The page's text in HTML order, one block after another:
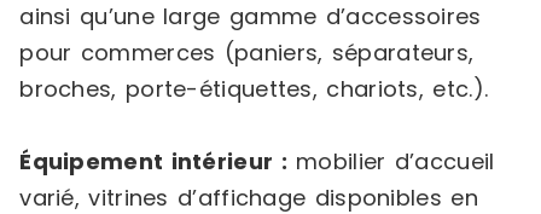
ainsi qu’une large gamme d’accessoires
pour commerces (paniers, séparateurs,
broches, porte-étiquettes, chariots, etc.).
Équipement intérieur : mobilier d’accueil
varié, vitrines d’affichage disponibles en